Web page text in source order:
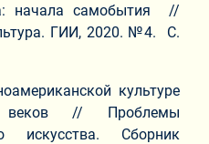
начала самобытия //
ГИИ, 2020. №4. С.
культуре
веков // Проблемы
искусства. Сборник